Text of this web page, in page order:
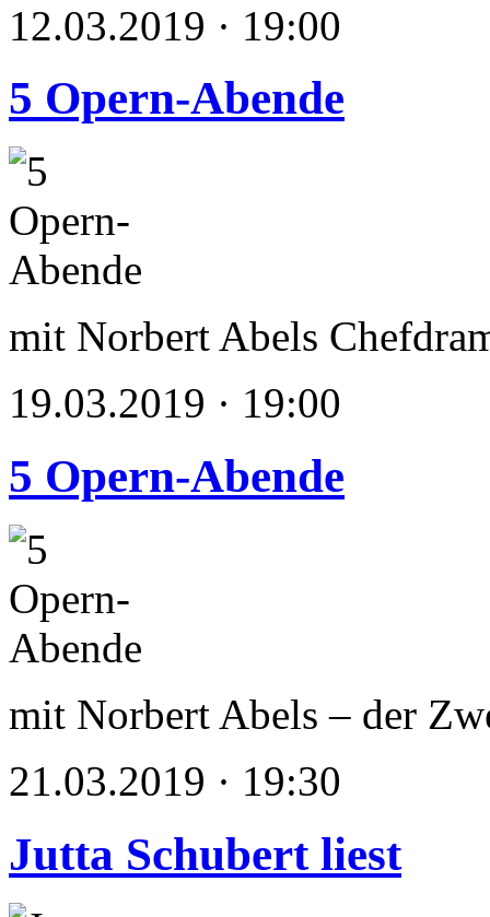
12.03.2019 · 19:00
5 Opern-Abende
mit Norbert Abels
19.03.2019 · 19:00
5 Opern-Abende
mit Norbert Abels – der
21.03.2019 · 19:30
Jutta Schubert liest